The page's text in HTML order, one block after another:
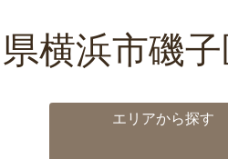
横浜市磯
エリアから探す